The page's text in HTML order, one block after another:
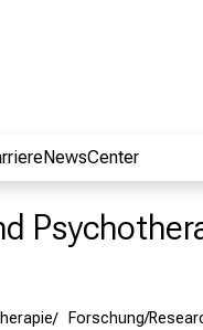
NewsCenter
Forschung/